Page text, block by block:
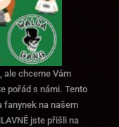
ale chceme Vám
pořád s námi. Tento
na našem
jste přišli na